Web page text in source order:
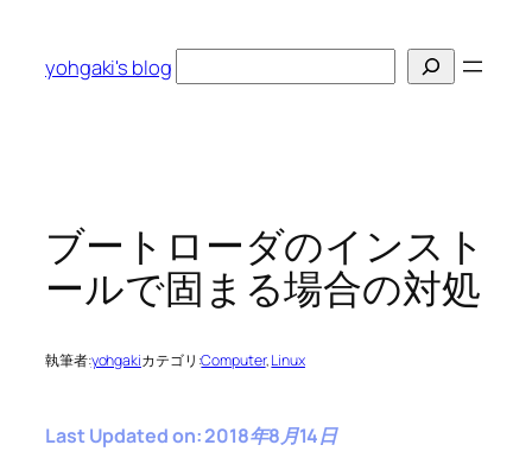
yohgaki's blog
索
ブートローダのインスト
ールで固まる場合の対処
執筆者:yohgakiカテゴリ:Computer, Linux
Last Updated on: 2018年8月14日